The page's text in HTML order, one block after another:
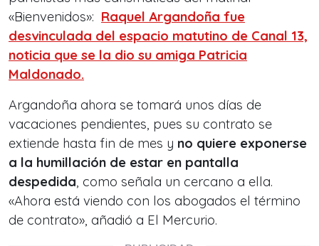
«Bienvenidos»: Raquel Argandoña fue
desvinculada del espacio matutino de Canal 13,
noticia que se la dio su amiga Patricia
Maldonado.
Argandoña ahora se tomará unos días de
vacaciones pendientes, pues su contrato se
extiende hasta fin de mes y no quiere exponerse
a la humillación de estar en pantalla
despedida, como señala un cercano a ella.
«Ahora está viendo con los abogados el término
de contrato», añadió a El Mercurio.